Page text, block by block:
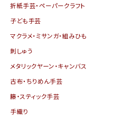
折紙手芸・ペーパークラフト
子ども手芸
マクラメ・ミサンガ・組みひも
刺しゅう
メタリックヤーン・キャンバス
古布・ちりめん手芸
籐・スティック手芸
手織り